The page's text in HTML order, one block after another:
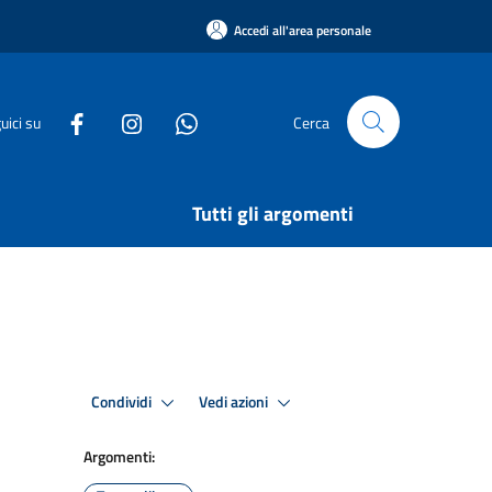
Accedi all'area personale
su Cerca
Tutti gli argomenti
Condividi Vedi azioni
Argomenti: